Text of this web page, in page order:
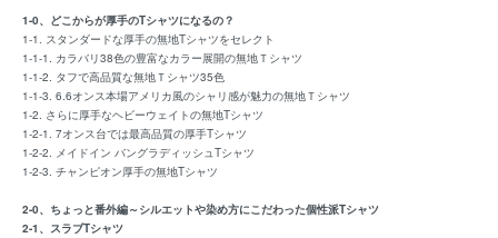
1-0、 どこからが厚手のTシャツになるの？
1-1. スタンダードな厚手の無地Tシャツをセレクト
1-1-1. カラバリ38色の豊富なカラー展開の無地Ｔシャツ
1-1-2. タフで高品質な無地Ｔシャツ35色
1-1-3. 6.6オンス本場アメリカ風のシャリ感が魅力の無地Ｔシャツ
1-2. さらに厚手なヘビーウェイトの無地Tシャツ
1-2-1. 7オンス台では最高品質の厚手Tシャツ
1-2-2. メイドイン バングラディッシュTシャツ
1-2-3. チャンピオン厚手の無地Tシャツ
2-0、 ちょっと番外編～シルエットや染め方にこだわった個性派Tシャツ
2-1、 スラブTシャツ